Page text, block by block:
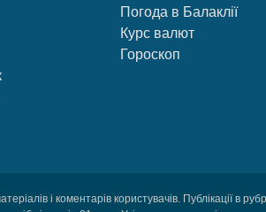
Погода в Балаклії
Курс валют
Гороскоп
і коментарів користувачів. Публікації в